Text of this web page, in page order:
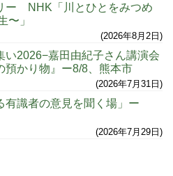
ー NHK「川とひとをみつめ
〜」
2026年8月2日
い2026−嘉田由紀子さん講演会
預かり物』ー8/8、熊本市
2026年7月31日
有識者の意見を聞く場」ー
2026年7月29日